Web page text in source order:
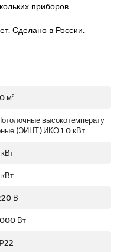
приборов
Сделано в России.
м²
высокотемперату
(ЭИНТ) ИКО 1.0 кВт
кВт
кВт
В
Вт